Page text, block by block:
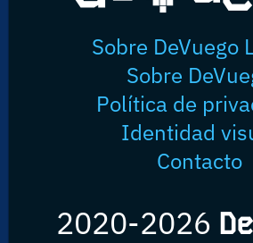
Sobre DeVuego
Sobre
Política de
Identidad
Contacto
2020-2026